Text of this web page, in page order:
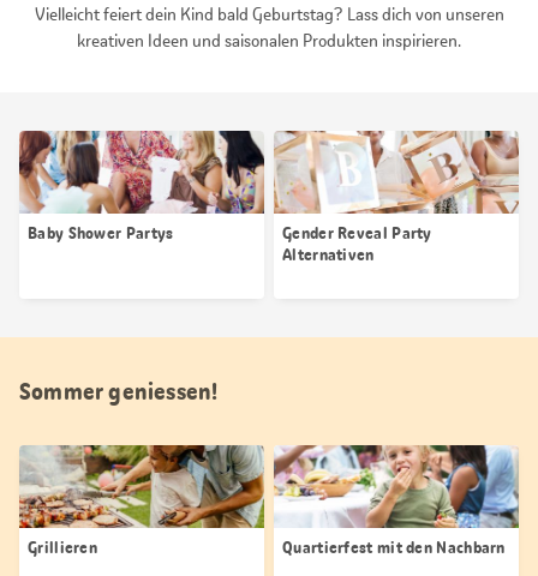
Vielleicht feiert dein Kind bald Geburtstag? Lass dich von unseren
kreativen Ideen und saisonalen Produkten inspirieren.
Baby Shower Partys
Gender Reveal Party
Alternativen
Sommer geniessen!
Grillieren Quartierfest mit den Nachbarn